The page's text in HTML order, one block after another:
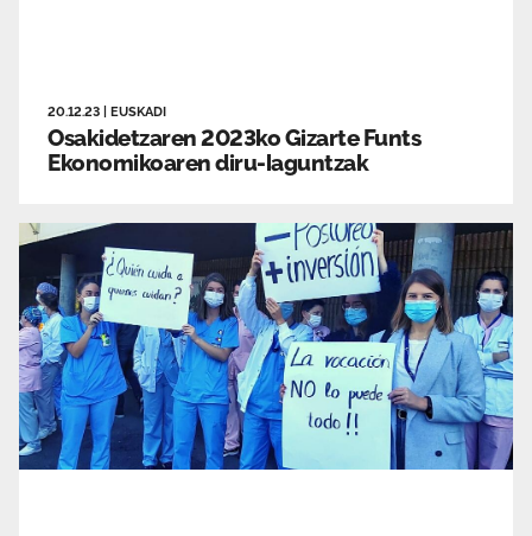
20.12.23 EUSKADI
Osakidetzaren 2023ko Gizarte Funts
Ekonomikoaren diru-laguntzak